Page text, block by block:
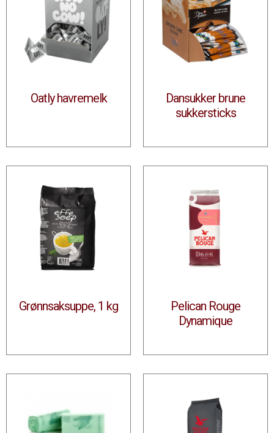
Oatly havremelk
Dansukker brune
sukkersticks
Grønnsaksuppe, 1 kg
Pelican Rouge
Dynamique